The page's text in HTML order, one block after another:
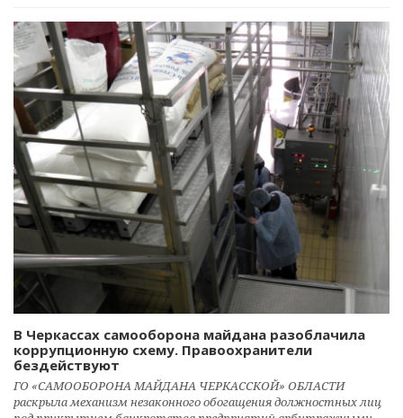
В Черкассах самооборона майдана разоблачила
коррупционную схему. Правоохранители
бездействуют
ГО «САМООБОРОНА МАЙДАНА ЧЕРКАССКОЙ» ОБЛАСТИ
раскрыла механизм незаконного обогащения должностных лиц